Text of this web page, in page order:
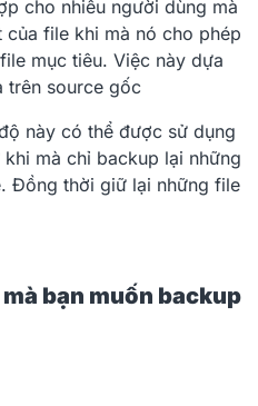
cho nhiều người dùng mà
file khi mà nó cho phép
mục tiêu. Việc này dựa
trên source gốc
này có thể được sử dụng
mà chỉ backup lại những
Đồng thời giữ lại những file
bạn muốn backup